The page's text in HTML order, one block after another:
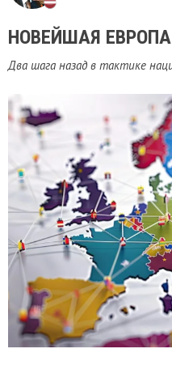
НОВЕЙШАЯ ЕВРОПА
Два шага назад в тактике